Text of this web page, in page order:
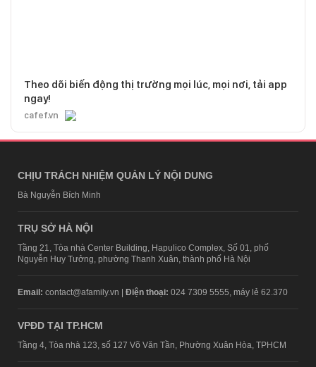
Theo dõi biến động thị trường mọi lúc, mọi nơi, tải app
ngay!
cafef.vn
CHỊU TRÁCH NHIỆM QUẢN LÝ NỘI DUNG
Bà Nguyễn Bích Minh
TRỤ SỞ HÀ NỘI
Tầng 21, Tòa nhà Center Building, Hapulico Complex, Số 01, phố
Nguyễn Huy Tưởng, phường Thanh Xuân, thành phố Hà Nội
Email: contact@afamily.vn | Điện thoại: 024 7309 5555, máy lẻ 62.370
VPĐD TẠI TP.HCM
Tầng 4, Tòa nhà 123, số 127 Võ Văn Tần, Phường Xuân Hòa, TPHCM